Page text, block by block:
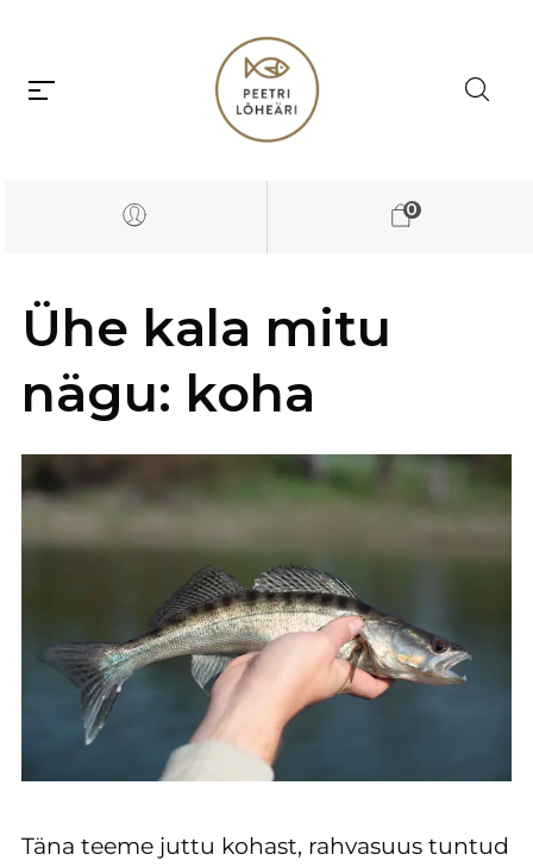
0
Ühe kala mitu
nägu: koha
Täna teeme juttu kohast, rahvasuus tuntud